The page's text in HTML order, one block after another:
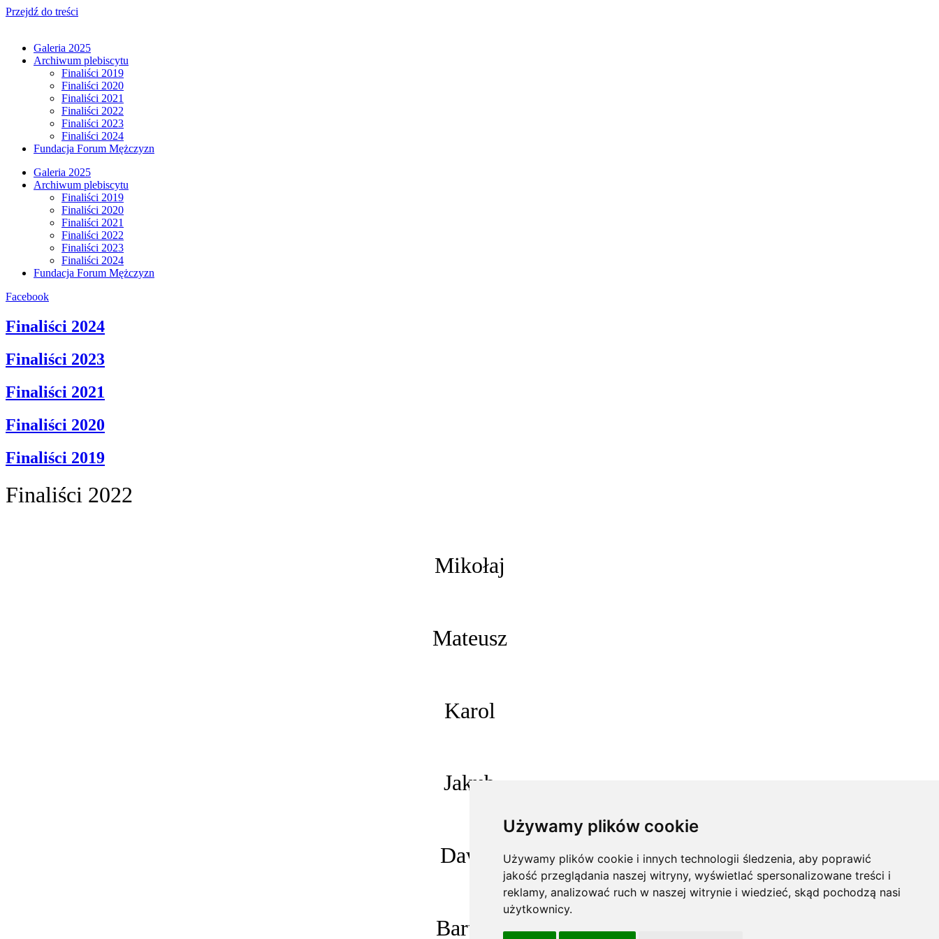
Używamy plików cookie
Używamy plików cookie i innych technologii śledzenia, aby poprawić
jakość przeglądania naszej witryny, wyświetlać spersonalizowane treści i
reklamy, analizować ruch w naszej witrynie i wiedzieć, skąd pochodzą nasi
użytkownicy.
Przejdź do treści
Galeria 2025
Archiwum plebiscytu
Finaliści 2019
Finaliści 2020
Finaliści 2021
Finaliści 2022
Finaliści 2023
Finaliści 2024
Fundacja Forum Mężczyzn
Galeria 2025
Archiwum plebiscytu
Finaliści 2019
Finaliści 2020
Finaliści 2021
Finaliści 2022
Finaliści 2023
Finaliści 2024
Fundacja Forum Mężczyzn
Facebook
Finaliści 2024
Finaliści 2023
Finaliści 2021
Finaliści 2020
Finaliści 2019
Finaliści 2022
Mikołaj
Mateusz
Karol
Jakub
Dawid
Bartosz